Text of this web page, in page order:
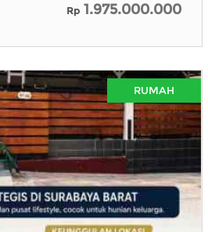
Rp 1.975.000.000
RUMAH